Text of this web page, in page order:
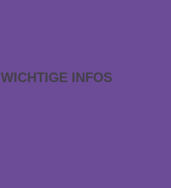
WICHTIGE INFOS